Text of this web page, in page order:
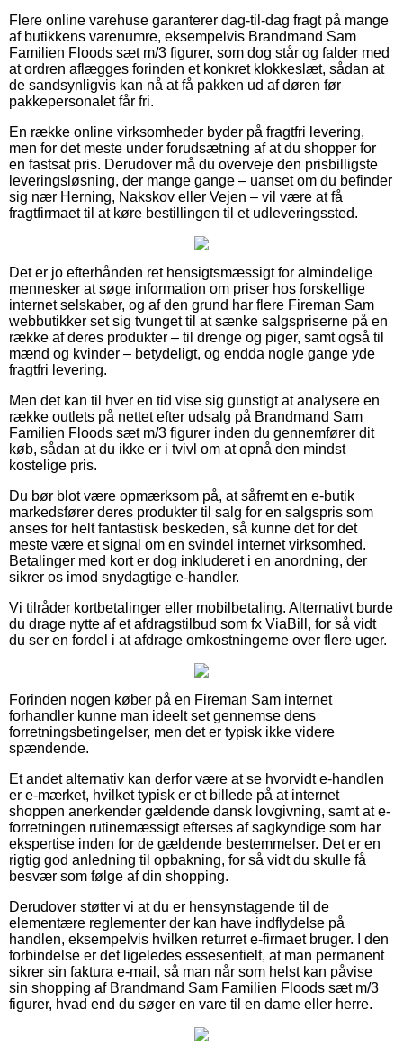
Flere online varehuse garanterer dag-til-dag fragt på mange
af butikkens varenumre, eksempelvis Brandmand Sam
Familien Floods sæt m/3 figurer, som dog står og falder med
at ordren aflægges forinden et konkret klokkeslæt, sådan at
de sandsynligvis kan nå at få pakken ud af døren før
pakkepersonalet får fri.
En række online virksomheder byder på fragtfri levering,
men for det meste under forudsætning af at du shopper for
en fastsat pris. Derudover må du overveje den prisbilligste
leveringsløsning, der mange gange – uanset om du befinder
sig nær Herning, Nakskov eller Vejen – vil være at få
fragtfirmaet til at køre bestillingen til et udleveringssted.
Det er jo efterhånden ret hensigtsmæssigt for almindelige
mennesker at søge information om priser hos forskellige
internet selskaber, og af den grund har flere Fireman Sam
webbutikker set sig tvunget til at sænke salgspriserne på en
række af deres produkter – til drenge og piger, samt også til
mænd og kvinder – betydeligt, og endda nogle gange yde
fragtfri levering.
Men det kan til hver en tid vise sig gunstigt at analysere en
række outlets på nettet efter udsalg på Brandmand Sam
Familien Floods sæt m/3 figurer inden du gennemfører dit
køb, sådan at du ikke er i tvivl om at opnå den mindst
kostelige pris.
Du bør blot være opmærksom på, at såfremt en e-butik
markedsfører deres produkter til salg for en salgspris som
anses for helt fantastisk beskeden, så kunne det for det
meste være et signal om en svindel internet virksomhed.
Betalinger med kort er dog inkluderet i en anordning, der
sikrer os imod snydagtige e-handler.
Vi tilråder kortbetalinger eller mobilbetaling. Alternativt burde
du drage nytte af et afdragstilbud som fx ViaBill, for så vidt
du ser en fordel i at afdrage omkostningerne over flere uger.
Forinden nogen køber på en Fireman Sam internet
forhandler kunne man ideelt set gennemse dens
forretningsbetingelser, men det er typisk ikke videre
spændende.
Et andet alternativ kan derfor være at se hvorvidt e-handlen
er e-mærket, hvilket typisk er et billede på at internet
shoppen anerkender gældende dansk lovgivning, samt at e-
forretningen rutinemæssigt efterses af sagkyndige som har
ekspertise inden for de gældende bestemmelser. Det er en
rigtig god anledning til opbakning, for så vidt du skulle få
besvær som følge af din shopping.
Derudover støtter vi at du er hensynstagende til de
elementære reglementer der kan have indflydelse på
handlen, eksempelvis hvilken returret e-firmaet bruger. I den
forbindelse er det ligeledes essesentielt, at man permanent
sikrer sin faktura e-mail, så man når som helst kan påvise
sin shopping af Brandmand Sam Familien Floods sæt m/3
figurer, hvad end du søger en vare til en dame eller herre.